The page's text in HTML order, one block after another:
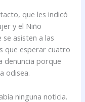
que les indicó
y el Niño
asisten a las
que esperar cuatro
denuncia porque
odisea.
ninguna noticia.